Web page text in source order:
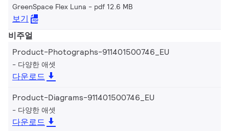
GreenSpace Flex Luna pdf 12.6 MB
보기
비주얼
Product-Photographs-911401500746_EU
다양한 애셋
다운로드
Product-Diagrams-911401500746_EU
다양한 애셋
다운로드